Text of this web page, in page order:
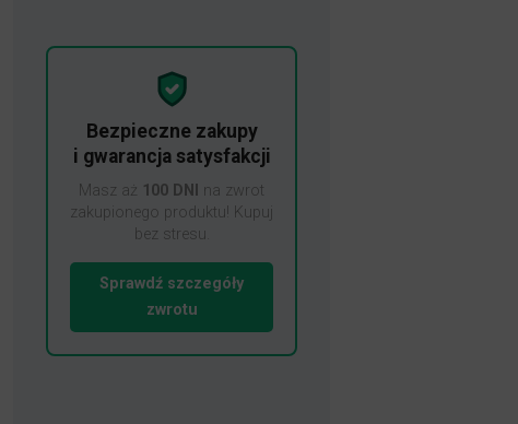
Bezpieczne zakupy
i gwarancja satysfakcji
Masz aż 100 DNI
na zwrot
zakupionego produktu! Kupuj
bez stresu.
Sprawdź szczegóły
zwrotu